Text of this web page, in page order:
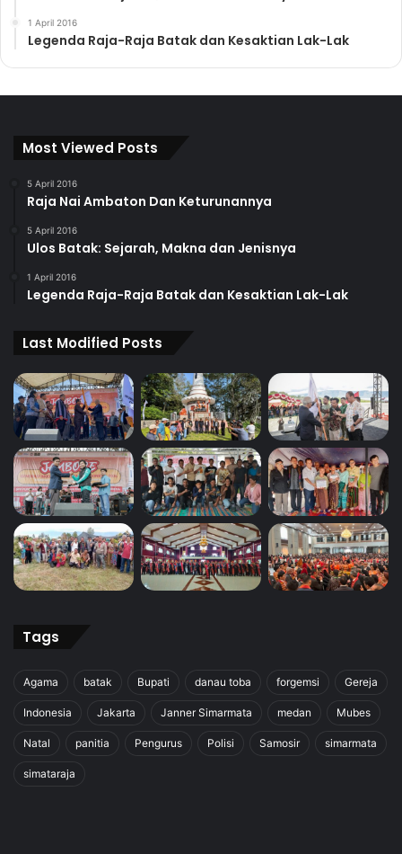
1 April 2016
Legenda Raja-Raja Batak dan Kesaktian Lak-Lak
Most Viewed Posts
5 April 2016
Raja Nai Ambaton Dan Keturunannya
5 April 2016
Ulos Batak: Sejarah, Makna dan Jenisnya
1 April 2016
Legenda Raja-Raja Batak dan Kesaktian Lak-Lak
Last Modified Posts
Tags
Agama batak Bupati danau toba forgemsi Gereja
Indonesia Jakarta Janner Simarmata medan Mubes
Natal panitia Pengurus Polisi Samosir simarmata
simataraja